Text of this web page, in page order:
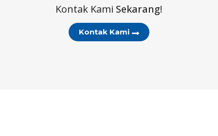
Kontak Kami Sekarang!
Kontak Kami